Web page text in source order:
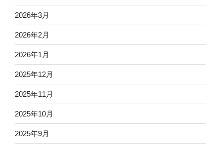
2026年3月
2026年2月
2026年1月
2025年12月
2025年11月
2025年10月
2025年9月